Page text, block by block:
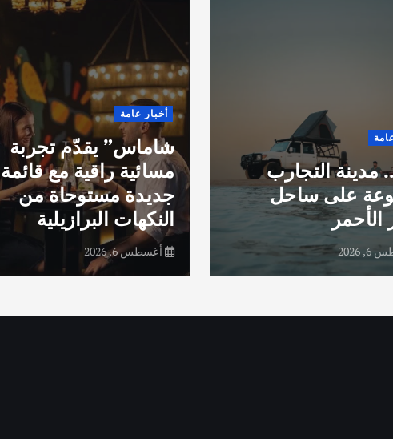
مدينة التجارب
على ساحل
الأحمر
2026
أخبار عامة
شاماس” يقدّم تجربة
مسائية راقية مع قائمة
جديدة مستوحاة من
النكهات البرازيلية
أغسطس 6, 2026